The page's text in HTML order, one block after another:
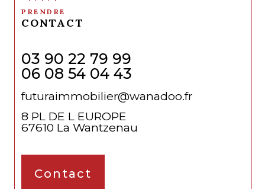
PRENDRE
CONTACT
03 90 22 79 99
06 08 54 04 43
futuraimmobilier@wanadoo.fr
8 PL DE L EUROPE
67610 La Wantzenau
Contact